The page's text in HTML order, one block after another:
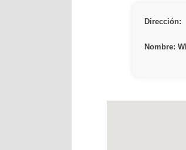
Dirección:
Nombre: